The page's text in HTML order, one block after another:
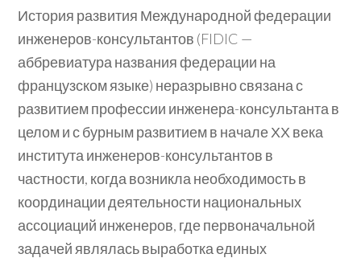
История развития Международной федерации
инженеров-консультантов (FIDIC —
аббревиатура названия федерации на
французском языке) неразрывно связана с
развитием профессии инженера-консультанта в
целом и с бурным развитием в начале ХХ века
института инженеров-консультантов в
частности, когда возникла необходимость в
координации деятельности национальных
ассоциаций инженеров, где первоначальной
задачей являлась выработка единых